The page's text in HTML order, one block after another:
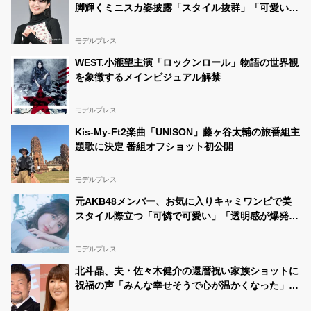
脚輝くミニスカ姿披露「スタイル抜群」「可愛いが
モデルプレス
WEST.小瀧望主演「ロックンロール」物語の世界観
を象徴するメインビジュアル解禁
モデルプレス
Kis-My-Ft2楽曲「UNISON」藤ヶ谷太輔の旅番組主
題歌に決定 番組オフショット初公開
モデルプレス
元AKB48メンバー、お気に入りキャミワンピで美
スタイル際立つ「可憐で可愛い」「透明感が爆発し
モデルプレス
北斗晶、夫・佐々木健介の還暦祝い家族ショットに
祝福の声「みんな幸せそうで心が温かくなった」